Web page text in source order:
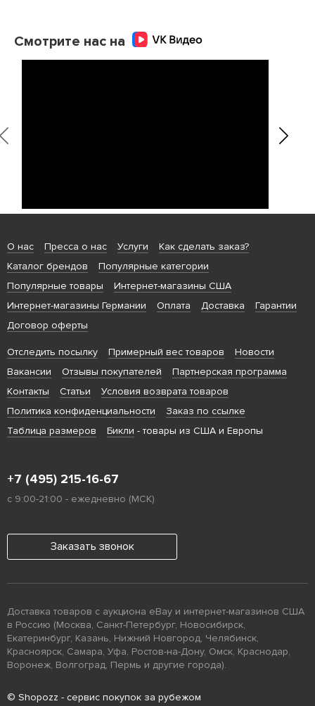
Смотрите нас на
О нас Пресса о нас Услуги
Как сделать заказ?
Каталог брендов
Популярные категории
Популярные товары
Интернет-магазины США
Интернет-магазины Германии
Оплата Доставка
Гарантии
Договор оферты
Отследить посылку Примерный вес товаров
Новости
Вакансии
Отзывы покупателей
Партнерская программа
Контакты
Статьи
Условия возврата товаров
Политика конфиденциальности
Заказ по ссылке
Таблица размеров
Бикли - товары из США и Европы
+7 (495) 215-16-67
с 9:00-21:00 - ежедневно (МСК)
Заказать звонок
Доставка товаров с аукциона eBay и интернет-магазинов США
в Россию (Москва, Санкт-Петербург, Новосибирск,
Екатеринбург, Казань, Нижний Новгород, Челябинск,
Красноярск, Самара, Уфа, Ростов-на-Дону, Омск, Краснодар,
Воронеж, Волгоград, Пермь и другие города).
© Shopozz - сервис покупок за рубежом